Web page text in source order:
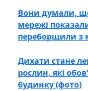
Вони думали,
мережі
переборщили з
Дихати стане
рослин, які
будинку (фото)